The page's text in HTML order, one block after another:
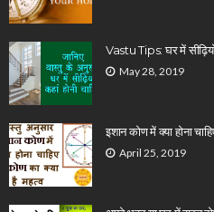
Vastu Tips: घर में
May 28, 2019
इशान कोण में क्या होना
April 25, 2019